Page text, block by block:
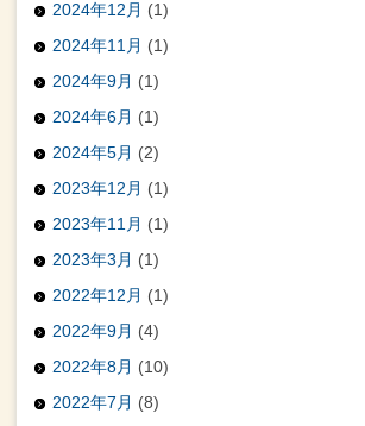
2024年12月 (1)
2024年11月 (1)
2024年9月 (1)
2024年6月 (1)
2024年5月 (2)
2023年12月 (1)
2023年11月 (1)
2023年3月 (1)
2022年12月 (1)
2022年9月 (4)
2022年8月 (10)
2022年7月 (8)